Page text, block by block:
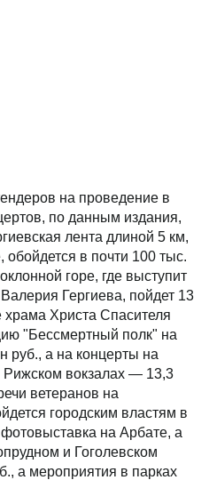
на проведение в
по данным издания,
лента длиной 5 км,
обойдется в почти 100 тыс.
горе, где выступит
Гергиева, пойдет 13
храма Христа Спасителя
"Бессмертный полк" на
руб., а на концерты на
Рижском вокзалах — 13,3
ветеранов на
городским властям в
на Арбате, а
и Гоголевском
а мероприятия в парках